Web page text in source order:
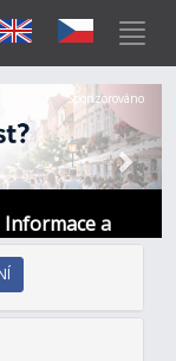
Informace a
Další
Sponzorováno